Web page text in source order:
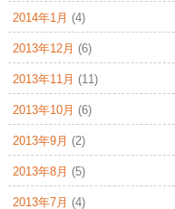
2014年1月 (4)
2013年12月 (6)
2013年11月 (11)
2013年10月 (6)
2013年9月 (2)
2013年8月 (5)
2013年7月 (4)